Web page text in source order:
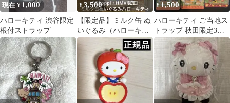
現在 ¥1,000
ハローキティ 渋谷限定
根付ストラップ
¥3,500
【限定品】ミルク缶 ぬ
いぐるみ（ハローキテ
ィ）【@Loppi・HMV
限定】
¥1,500
ハローキティ ご当地ス
トラップ 秋田限定3種
セット